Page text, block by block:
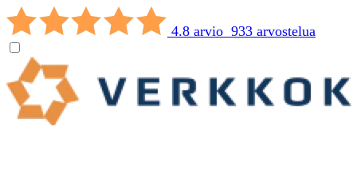
4.8 arvio 933 arvostelua